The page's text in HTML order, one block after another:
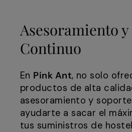
Asesoramiento
Continuo
En Pink Ant, no solo
productos de alta
asesoramiento y
ayudarte a sacar el
tus suministros de